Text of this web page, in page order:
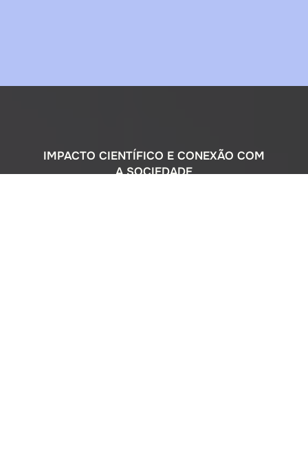
IMPACTO CIENTÍFICO E CONEXÃO COM
A SOCIEDADE